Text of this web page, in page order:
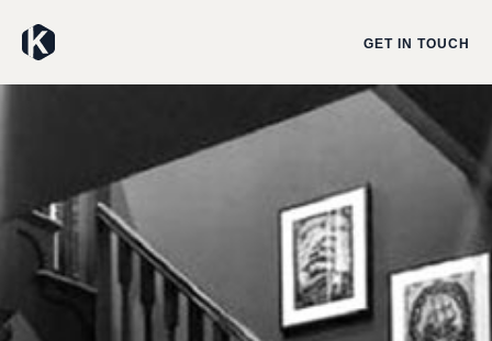
GET IN TOUCH